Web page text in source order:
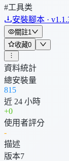
#工具类
安裝腳本 ·
關註1
收藏0
資料統計
總安裝量
815
近 24 小時
+0
使用者評分
-
描述
版本7